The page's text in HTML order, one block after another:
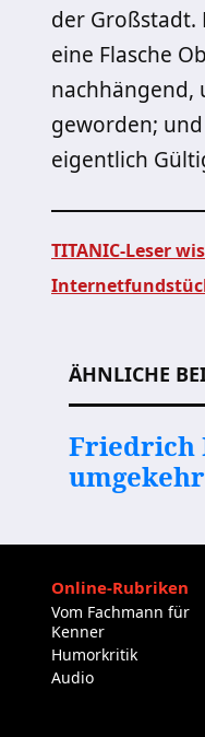
der Großstadt.
eine Flasche
nachhängend,
geworden;
eigentlich
TITANIC-Leser
ÄHNLICHE
Friedrich
Online-Rubriken
Vom Fachmann für
Kenner
Humorkritik
Audio